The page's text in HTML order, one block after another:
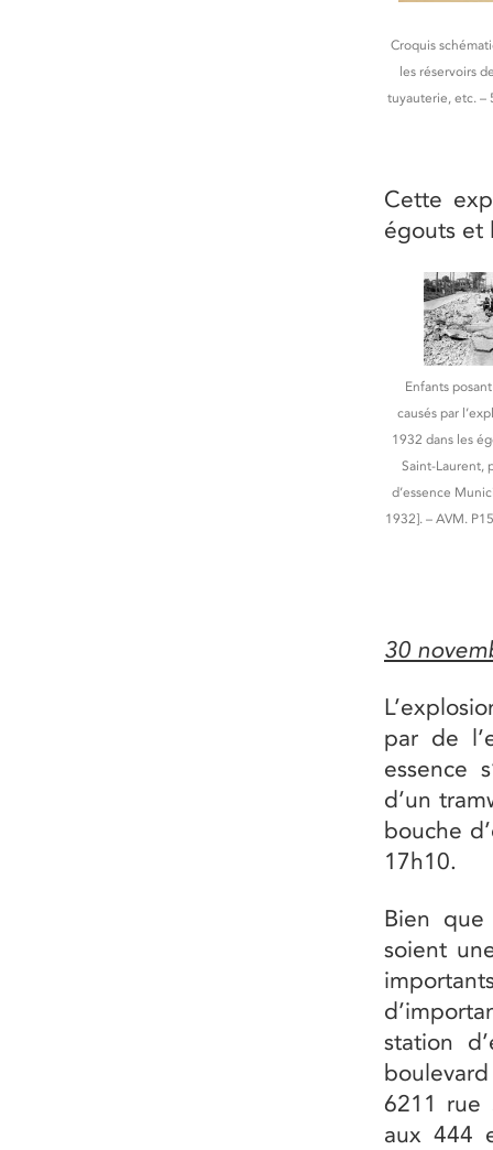
Croquis
les réservoirs
tuyauterie, etc. –
Cette
égouts et
Enfants
causés par
1932 dans les
Saint-Laurent,
d’essence
1932]. – AVM.
30
par de
essence
d’un
bouche
17h10.
Bien que
soient
station
6211 rue
aux 444